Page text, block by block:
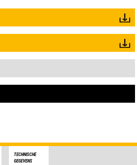
TECHNISCHE
GEGEVENS